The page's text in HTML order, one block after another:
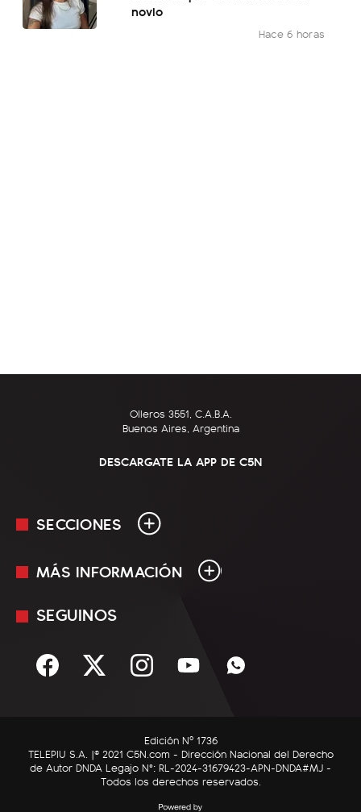
novio
Hace 6 horas
Olleros 3551, C.A.B.A.
Buenos Aires, Argentina
DESCARGATE LA APP DE C5N
SECCIONES
En Vivo
Sociedad
C5N Autos
RatingCero
MÁS INFORMACIÓN
Mediakit
Términos y condiciones
SEGUINOS
Edición Nº 1736
TELEPIU S.A. |© 2021 C5N.com - Dirección Nacional del Derecho
de Autor DNDA Legajo N°: RL-2024-31679423-APN-DNDA#MJ -
Todos los derechos reservados.